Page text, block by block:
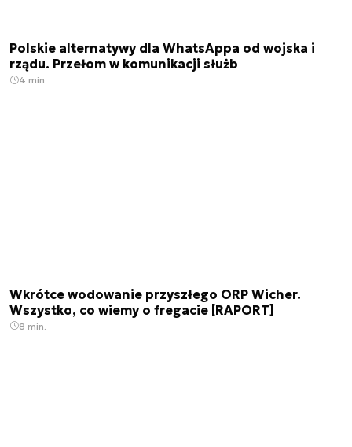
Polskie alternatywy dla WhatsAppa od wojska i
rządu. Przełom w komunikacji służb
4 min.
Wkrótce wodowanie przyszłego ORP Wicher.
Wszystko, co wiemy o fregacie [RAPORT]
8 min.